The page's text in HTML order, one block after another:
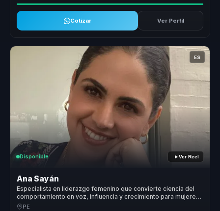
Cotizar Ver Perfil
ES
Disponible Ver Reel
Ana Sayán
Especialista en liderazgo femenino que convierte ciencia del
comportamiento en voz, influencia y crecimiento para mujeres
líderes y equipos.
PE